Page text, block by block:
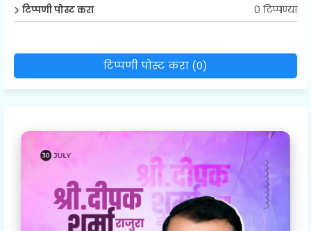
टिप्पणी पोस्ट करा 0 टिप्पण्या
टिप्पणी पोस्ट करा (0)